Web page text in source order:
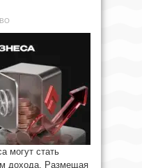
могут стать
дохода. Размещая